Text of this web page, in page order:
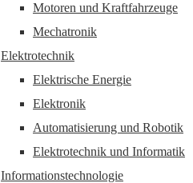
Motoren und Kraftfahrzeuge
Mechatronik
Elektrotechnik
Elektrische Energie
Elektronik
Automatisierung und Robotik
Elektrotechnik und Informatik
Informationstechnologie